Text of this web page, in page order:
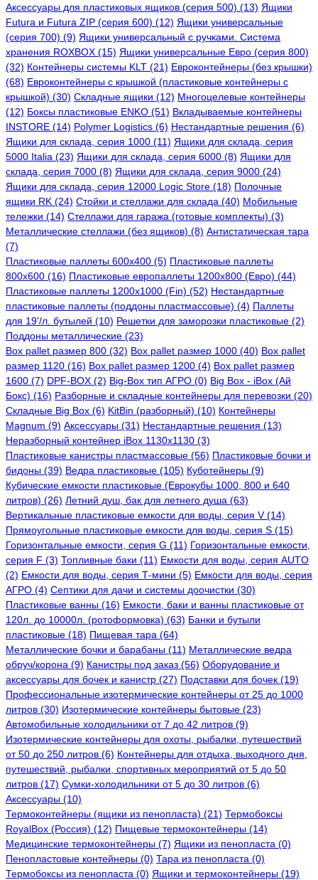
Аксессуары для пластиковых ящиков (серия 500) (13) Ящики
Futura и Futura ZIP (серия 600) (12) Ящики универсальные
(серия 700) (9) Ящики универсальный с ручками. Система
хранения ROXBOX (15) Ящики универсальные Евро (серия 800)
(32) Контейнеры системы KLT (21) Евроконтейнеры (без крышки)
(68) Евроконтейнеры с крышкой (пластиковые контейнеры с
крышкой) (30) Складные ящики (12) Многоцелевые контейнеры
(12) Боксы пластиковые ENKO (51) Вкладываемые контейнеры
INSTORE (14) Polymer Logistics (6) Нестандартные решения (6)
Ящики для склада, серия 1000 (11) Ящики для склада, серия
5000 Italia (23) Ящики для склада, серия 6000 (8) Ящики для
склада, серия 7000 (8) Ящики для склада, серия 9000 (24)
Ящики для склада, серия 12000 Logic Store (18) Полочные
ящики RK (24) Стойки и стеллажи для склада (40) Мобильные
тележки (14) Стеллажи для гаража (готовые комплекты) (3)
Металлические стеллажи (без ящиков) (8) Антистатическая тара
(7)
Пластиковые паллеты 600x400 (5) Пластиковые паллеты
800x600 (16) Пластиковые европаллеты 1200x800 (Евро) (44)
Пластиковые паллеты 1200x1000 (Fin) (52) Нестандартные
пластиковые паллеты (поддоны пластмассовые) (4) Паллеты
для 19'/л. бутылей (10) Решетки для заморозки пластиковые (2)
Поддоны металлические (23)
Box pallet размер 800 (32) Box pallet размер 1000 (40) Box pallet
размер 1120 (16) Box pallet размер 1200 (4) Box pallet размер
1600 (7) DPF-BOX (2) Big-Box тип АГРО (0) Big Box - iBox (Ай
Бокс) (16) Разборные и складные контейнеры для перевозки (20)
Складные Big Box (6) KitBin (разборный) (10) Контейнеры
Magnum (9) Аксессуары (31) Нестандартные решения (13)
Неразборный контейнер iBox 1130x1130 (3)
Пластиковые канистры пластмассовые (56) Пластиковые бочки и
бидоны (39) Ведра пластиковые (105) Куботейнеры (9)
Кубические емкости пластиковые (Еврокубы 1000, 800 и 640
литров) (26) Летний душ, бак для летнего душа (63)
Вертикальные пластиковые емкости для воды, серия V (14)
Прямоугольные пластиковые емкости для воды, серия S (15)
Горизонтальные емкости, серия G (11) Горизонтальные емкости,
серия F (3) Топливные баки (11) Емкости для воды, серия AUTO
(2) Емкости для воды, серия Т-мини (5) Емкости для воды, серия
АГРО (4) Септики для дачи и системы доочистки (30)
Пластиковые ванны (16) Емкости, баки и ванны пластиковые от
120л. до 10000л. (ротоформовка) (63) Банки и бутыли
пластиковые (18) Пищевая тара (64)
Металлические бочки и барабаны (11) Металлические ведра
обруч/корона (9) Канистры под заказ (56) Оборудование и
аксессуары для бочек и канистр (27) Подставки для бочек (19)
Профессиональные изотермические контейнеры от 25 до 1000
литров (30) Изотермические контейнеры бытовые (23)
Автомобильные холодильники от 7 до 42 литров (9)
Изотермические контейнеры для охоты, рыбалки, путешествий
от 50 до 250 литров (6) Контейнеры для отдыха, выходного дня,
путешествий, рыбалки, спортивных мероприятий от 5 до 50
литров (17) Сумки-холодильники от 5 до 30 литров (6)
Аксессуары (10)
Термоконтейнеры (ящики из пенопласта) (21) Термобоксы
RoyalBox (Россия) (12) Пищевые термоконтейнеры (14)
Медицинские термоконтейнеры (7) Ящики из пенопласта (0)
Пенопластовые контейнеры (0) Тара из пенопласта (0)
Термобоксы из пенопласта (0) Ящики и термоконтейнеры (19)